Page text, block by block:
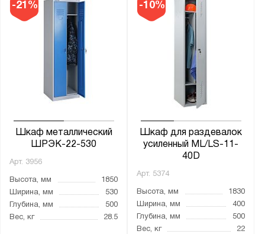
-21%
Шкаф металлический
ШРЭК-22-530
Арт. 3956
Высота, мм
1850
Ширина, мм
530
Глубина, мм
500
Вес, кг
28.5
-10%
Шкаф для раздевалок
усиленный ML/LS-11-
40D
Арт. 5374
Высота, мм
1830
Ширина, мм
400
Глубина, мм
500
Вес, кг
22
Тип дверцы:
Распашная
Тип покрытия поверхности:
порошковое
от до
от